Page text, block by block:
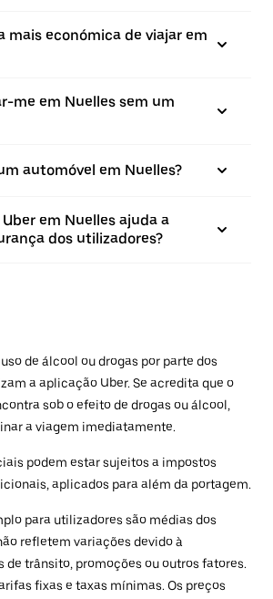
mais económica de viajar em
me em Nuelles sem um
automóvel em Nuelles?
em Nuelles ajuda a
dos utilizadores?
de álcool ou drogas por parte dos
a aplicação Uber. Se acredita que o
sob o efeito de drogas ou álcool,
a viagem imediatamente.
podem estar sujeitos a impostos
aplicados para além da portagem.
para utilizadores são médias dos
refletem variações devido à
de trânsito, promoções ou outros fatores.
fixas e taxas mínimas. Os preços